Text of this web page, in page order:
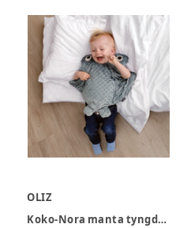
OLIZ
Koko-Nora manta tyngdetæppe lille 1,4 kg 1 år +